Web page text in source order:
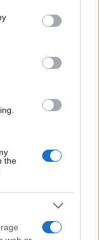
You may click to
party tags to
in below Google
the
em queda
Preço